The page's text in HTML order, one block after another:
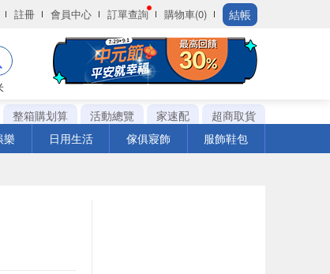
註冊 會員中心 訂單查詢 購物車(0) 結帳
整箱購划算 活動總覽 家速配
超商取貨
樂 日用生活 傢俱寢飾 服飾鞋包